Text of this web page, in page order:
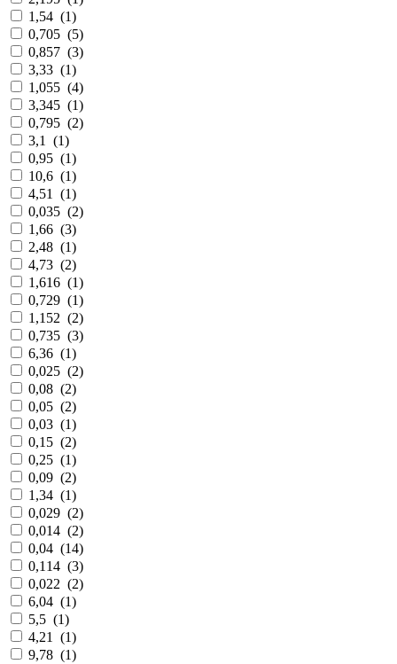
1,54 (1)
0,705 (5)
0,857 (3)
3,33 (1)
1,055 (4)
3,345 (1)
0,795 (2)
3,1
(1)
0,95 (1)
10,6 (1)
4,51
(1)
0,035 (2)
1,66 (3)
2,48 (1)
4,73 (2)
1,616 (1)
0,729 (1)
1,152 (2)
0,735 (3)
6,36 (1)
0,025 (2)
0,08 (2)
0,05 (2)
0,03 (1)
0,15 (2)
0,25 (1)
0,09 (2)
1,34 (1)
0,029 (2)
0,014 (2)
0,04 (14)
0,114 (3)
0,022 (2)
6,04 (1)
5,5 (1)
4,21
(1)
9,78 (1)